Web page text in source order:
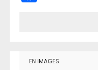
EN IMAGES